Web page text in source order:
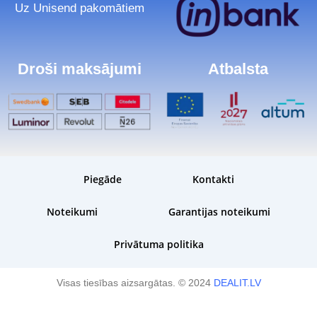
Uz Unisend pakomātiem
Droši maksājumi Atbalsta
Piegāde Kontakti
Noteikumi Garantijas noteikumi
Privātuma politika
Visas tiesības aizsargātas. © 2024 DEALIT.LV